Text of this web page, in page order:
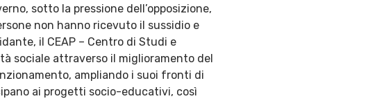
sotto la pressione dell’opposizione,
non hanno ricevuto il sussidio e
il CEAP – Centro di Studi e
sociale attraverso il miglioramento del
ampliando i suoi fronti di
ai progetti socio-educativi, così